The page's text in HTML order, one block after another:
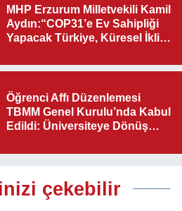
MHP Erzurum Milletvekili Kamil
Aydın:“COP31’e Ev Sahipliği
Yapacak Türkiye, Küresel İklim
Olacak"
Öğrenci Affı Düzenlemesi
TBMM Genel Kurulu’nda Kabul
Edildi: Üniversiteye Dönüş
çekebilir